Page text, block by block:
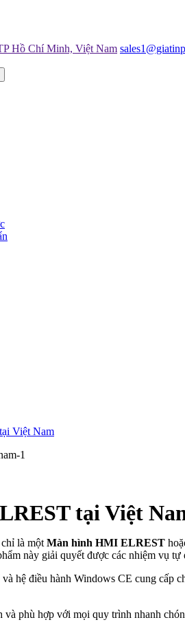
Hồ Chí Minh, Việt Nam
Việt Nam
tại Việt
là một Màn hình HMI ELREST
này giải quyết được các nhiệm vụ
hệ điều hành Windows CE cung cấp
và phù hợp với mọi quy trình nhanh